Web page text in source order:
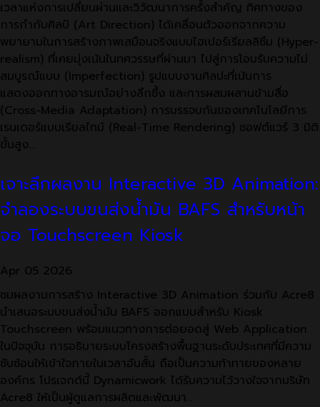
เวลาแห่งการเปลี่ยนผ่านและวิวัฒนาการครั้งสำคัญ ทิศทางของ
การกำกับศิลป์ (Art Direction) ได้เคลื่อนตัวออกจากความ
พยายามในการสร้างภาพเสมือนจริงแบบไฮเปอร์เรียลลิซึม (Hyper-
realism) ที่เคยมุ่งเน้นในทศวรรษที่ผ่านมา ไปสู่การโอบรับความไม่
สมบูรณ์แบบ (Imperfection) รูปแบบงานศิลปะที่เน้นการ
แสดงออกทางอารมณ์อย่างลึกซึ้ง และการผสมผสานข้ามสื่อ
(Cross-Media Adaptation) การบรรจบกันของเทคโนโลยีการ
เรนเดอร์แบบเรียลไทม์ (Real-Time Rendering) ซอฟต์แวร์ 3 มิติ
ขั้นสูง…
เจาะลึกผลงาน Interactive 3D Animation:
จำลองระบบขนส่งน้ำมัน BAFS สำหรับหน้า
จอ Touchscreen Kiosk
Apr 05 2026
ชมผลงานการสร้าง Interactive 3D Animation ร่วมกับ Acre8
นำเสนอระบบขนส่งน้ำมัน BAFS ออกแบบสำหรับ Kiosk
Touchscreen พร้อมแนวทางการต่อยอดสู่ Web Application
ในปัจจุบัน การอธิบายระบบโครงสร้างพื้นฐานระดับประเทศที่มีความ
ซับซ้อนให้เข้าใจภายในเวลาอันสั้น ถือเป็นความท้าทายของหลาย
องค์กร โปรเจกต์นี้ Dynamicwork ได้รับความไว้วางใจจากบริษัท
Acre8 ให้เป็นผู้ดูแลการผลิตและพัฒนา…